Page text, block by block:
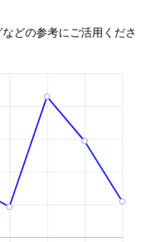
どの参考にご活用くださ